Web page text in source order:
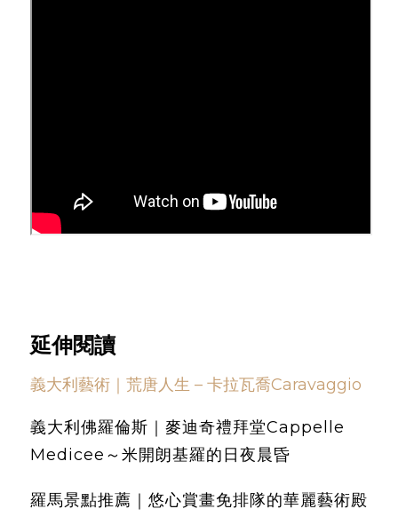
延伸閱讀
義大利藝術｜荒唐人生 – 卡拉瓦喬Caravaggio
義大利佛羅倫斯｜麥迪奇禮拜堂Cappelle
Medicee～米開朗基羅的日夜晨昏
羅馬景點推薦｜悠心賞畫免排隊的華麗藝術殿